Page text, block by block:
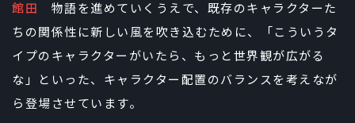
館田 物語を進めていくうえで、既存のキャラクターた
ちの関係性に新しい風を吹き込むために、「こういうタ
イプのキャラクターがいたら、もっと世界観が広がる
な」といった、キャラクター配置のバランスを考えなが
ら登場させています。